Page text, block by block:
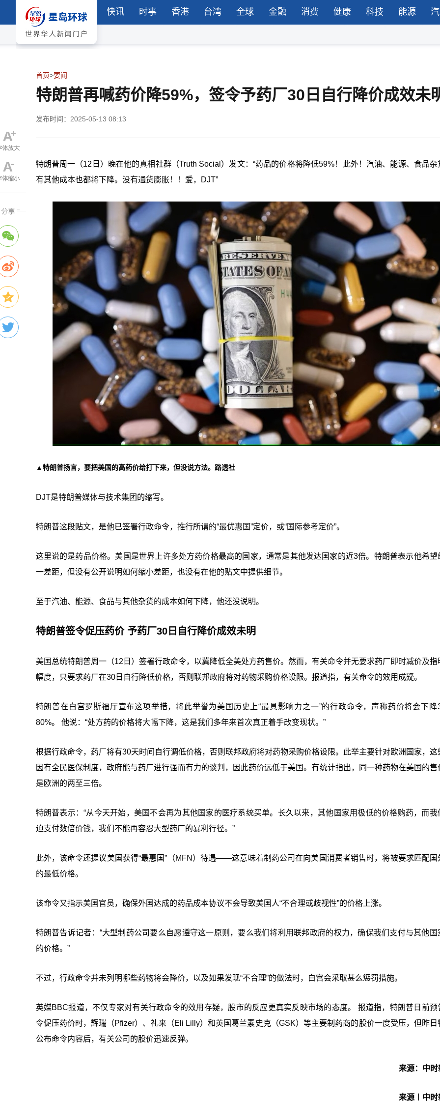
快讯 时事 香港 台湾 全球 金融 消费 健康 科技 能源
首页>要闻
特朗普再喊药价降59%，签令予药厂30日自行降价成效未
发布时间：2025-05-13 08:13
特朗普周一（12日）晚在他的真相社群（Truth Social）发文：“药品的价格将降低59%！此外！汽油、能源、食品杂
有其他成本也都将下降。没有通货膨胀！！爱，DJT”
▲特朗普扬言，要把美国的高药价给打下来，但没说方法。路透社
DJT是特朗普媒体与技术集团的缩写。
特朗普这段贴文，是他已签署行政命令，推行所谓的“最优惠国”定价，或“国际参考定价”。
这里说的是药品价格。美国是世界上许多处方药价格最高的国家，通常是其他发达国家的近3倍。特朗普表示他希望
一差距，但没有公开说明如何缩小差距，也没有在他的贴文中提供细节。
至于汽油、能源、食品与其他杂货的成本如何下降，他还没说明。
特朗普签令促压药价 予药厂30日自行降价成效未明
美国总统特朗普周一（12日）签署行政命令，以冀降低全美处方药售价。然而，有关命令并无要求药厂即时减价及指
幅度，只要求药厂在30日自行降低价格，否则联邦政府将对药物采购价格设限。报道指，有关命令的效用成疑。
特朗普在白宫罗斯福厅宣布这项举措，将此举誉为美国历史上“最具影响力之一”的行政命令，声称药价将会下降
80%。 他说： “处方药的价格将大幅下降，这是我们多年来首次真正着手改变现状。 ”
根据行政命令，药厂将有30天时间自行调低价格，否则联邦政府将对药物采购价格设限。此举主要针对欧洲国家，这
因有全民医保制度，政府能与药厂进行强而有力的谈判，因此药价远低于美国。有统计指出，同一种药物在美国的售
是欧洲的两至三倍。
特朗普表示：“从今天开始，美国不会再为其他国家的医疗系统买单。长久以来，其他国家用极低的价格购药，而我
迫支付数倍价钱，我们不能再容忍大型药厂的暴利行径。”
此外，该命令还提议美国获得“最惠国” （MFN）待遇——这意味着制药公司在向美国消费者销售时，将被要求匹配国
的最低价格。
该命令又指示美国官员，确保外国达成的药品成本协议不会导致美国人“不合理或歧视性”的价格上涨。
特朗普告诉记者：“大型制药公司要么自愿遵守这一原则，要么我们将利用联邦政府的权力，确保我们支付与其他国
的价格。”
不过，行政命令并未列明哪些药物将会降价，以及如果发现“不合理”的做法时，白宫会采取甚么惩罚措施。
英媒BBC报道，不仅专家对有关行政命令的效用存疑，股市的反应更真实反映市场的态度。 报道指，特朗普日前预
令促压药价时，辉瑞（Pfizer）、礼来（Eli Lilly）和英国葛兰素史克（GSK）等主要制药商的股价一度受压，但昨日
公布命令内容后，有关公司的股价迅速反弹。
来源：中时
来源︱中时